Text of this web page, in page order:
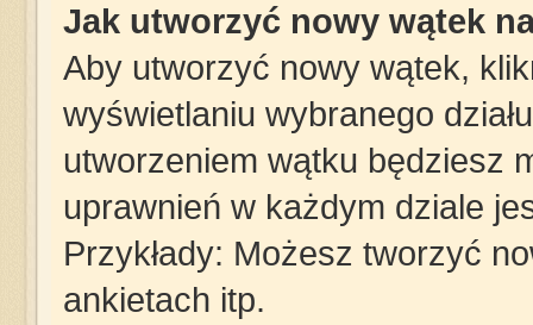
Jak utworzyć nowy wątek
Aby utworzyć nowy wątek,
wyświetlaniu wybranego
utworzeniem wątku będziesz
uprawnień w każdym dziale
Przykłady: Możesz tworzyć
ankietach itp.